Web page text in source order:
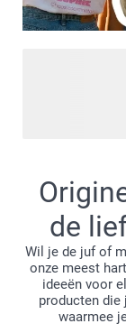
leuk vindt.
de
Wil je de juf of
onze meest
ideeën voor
producten die
waarmee